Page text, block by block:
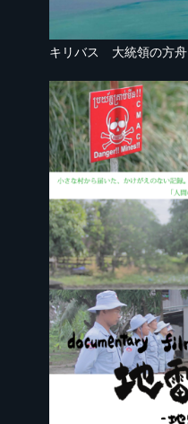
キリバス 大統領の方舟